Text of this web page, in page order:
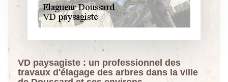
VD paysagiste : un professionnel des
travaux d'élagage des arbres dans la ville